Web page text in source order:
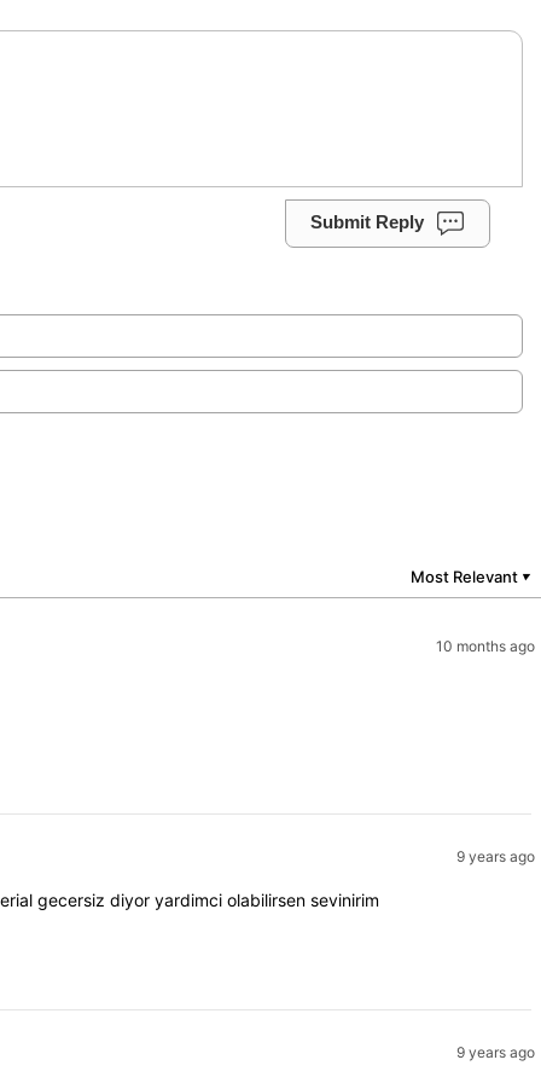
Submit Reply
Most Relevant ▼
10 months ago
9 years ago
gecersiz diyor yardimci olabilirsen sevinirim
9 years ago